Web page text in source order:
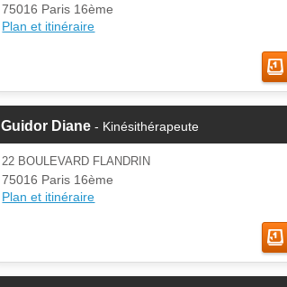
75016 Paris 16ème
Plan et itinéraire
Guidor Diane - Kinésithérapeute
22 BOULEVARD FLANDRIN
75016 Paris 16ème
Plan et itinéraire